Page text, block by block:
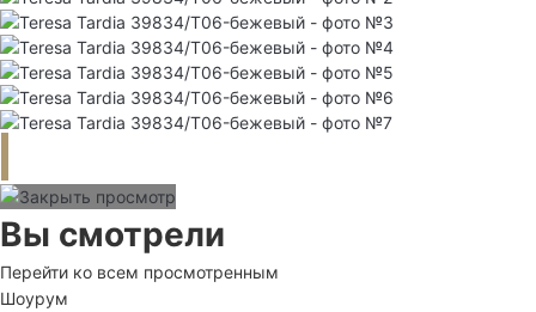
Вы смотрели
Перейти ко всем просмотренным
Шоурум